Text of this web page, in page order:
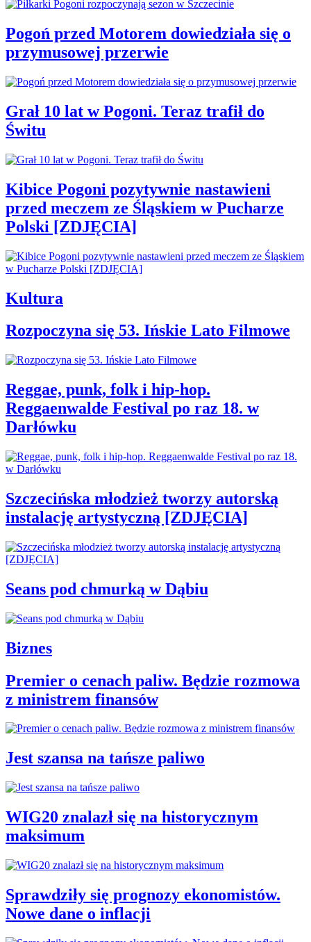
Pogoń przed Motorem dowiedziała się o
przymusowej przerwie
Grał 10 lat w Pogoni. Teraz trafił do
Świtu
Kibice Pogoni pozytywnie nastawieni
przed meczem ze Śląskiem w Pucharze
Polski [ZDJĘCIA]
Kultura
Rozpoczyna się 53. Ińskie Lato Filmowe
Reggae, punk, folk i hip-hop.
Reggaenwalde Festival po raz 18. w
Darłówku
Szczecińska młodzież tworzy autorską
instalację artystyczną [ZDJĘCIA]
Seans pod chmurką w Dąbiu
Biznes
Premier o cenach paliw. Będzie rozmowa
z ministrem finansów
Jest szansa na tańsze paliwo
WIG20 znalazł się na historycznym
maksimum
Sprawdziły się prognozy ekonomistów.
Nowe dane o inflacji